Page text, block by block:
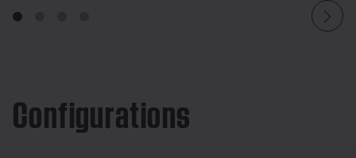
Configurations